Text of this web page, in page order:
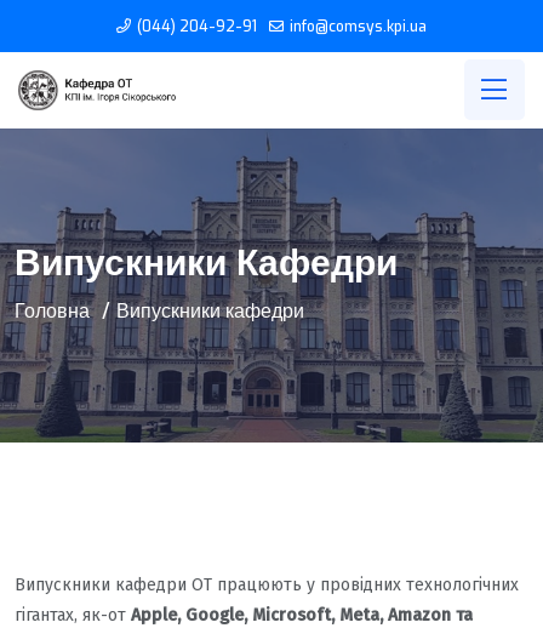
(044) 204-92-91 info@comsys.kpi.ua
Випускники Кафедри
Головна Випускники кафедри
Випускники кафедри ОТ працюють у провідних технологічних
гігантах, як-от Apple, Google, Microsoft, Meta, Amazon та